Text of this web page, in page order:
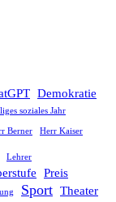
Demokratie
soziales Jahr
Berner Herr Kaiser
Lehrer
Preis
Sport Theater